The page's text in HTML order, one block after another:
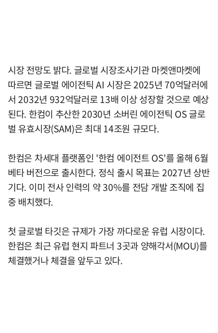
시장 전망도 밝다. 글로벌 시장조사기관 마켓앤마켓에
따르면 글로벌 에이전틱 AI 시장은 2025년 70억달러에
서 2032년 932억달러로 13배 이상 성장할 것으로 예상
된다. 한컴이 추산한 2030년 소버린 에이전틱 OS 글로
벌 유효시장(SAM)은 최대 14조원 규모다.
한컴은 차세대 플랫폼인 '한컴 에이전트 OS'를 올해 6월
베타 버전으로 출시한다. 정식 출시 목표는 2027년 상반
기다. 이미 전사 인력의 약 30%를 전담 개발 조직에 집
중 배치했다.
첫 글로벌 타깃은 규제가 가장 까다로운 유럽 시장이다.
한컴은 최근 유럽 현지 파트너 3곳과 양해각서(MOU)를
체결했거나 체결을 앞두고 있다.